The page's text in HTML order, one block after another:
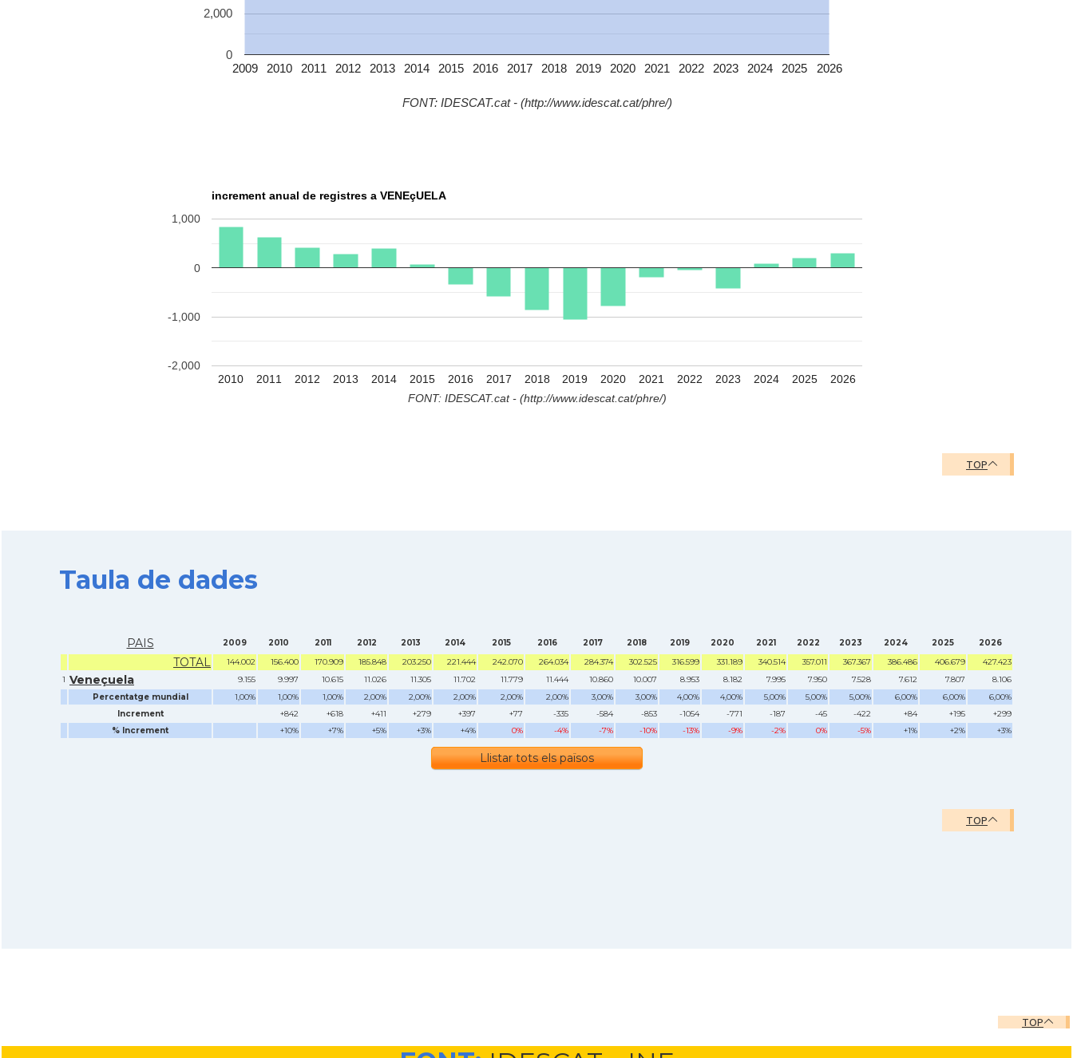
2009 2010 2011 2012 2013 2014 2015 2016 2017 2018 2019 2020 2021 2022 2023 2024 2025 2026
0
2,000
FONT: IDESCAT.cat - (http://www.idescat.cat/phre/)
increment anual de registres a VENEçUELA
2010 2011 2012 2013 2014 2015 2016 2017 2018 2019 2020 2021 2022 2023 2024 2025 2026
-2,000
-1,000
0
1,000
FONT: IDESCAT.cat - (http://www.idescat.cat/phre/)
TOP
Taula de dades
PAIS 2009 2010 2011 2012 2013 2014 2015 2016 2017 2018 2019 2020 2021 2022 2023 2024 2025 2026
TOTAL 144.002 156.400 170.909 185.848 203.250 221.444 242.070 264.034 284.374 302.525 316.599 331.189 340.514 357.011 367.367 386.486 406.679
427.423
1 Veneçuela 9.155 9.997 10.615 11.026 11.305 11.702 11.779 11.444 10.860 10.007 8.953 8.182 7.995 7.950 7.528 7.612 7.807
8.106
Percentatge mundial
1,00% 1,00% 1,00% 2,00% 2,00% 2,00% 2,00% 2,00% 3,00% 3,00% 4,00% 4,00% 5,00% 5,00% 5,00% 6,00% 6,00%
6,00%
Increment
+842 +618 +411 +279 +397 +77 -335 -584 -853 -1054 -771 -187 -45 -422 +84 +195
+299
% Increment
+10% +7% +5% +3% +4% 0% -4% -7% -10% -13% -9% -2% 0% -5% +1% +2% +3%
Llistar tots els països
TOP
TOP